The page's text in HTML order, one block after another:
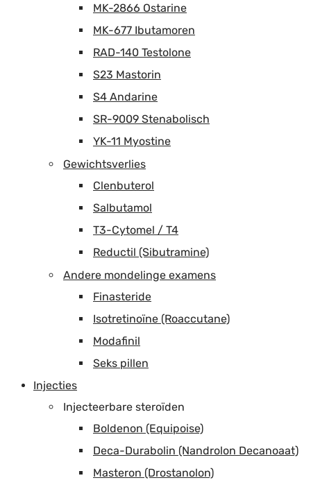
MK-2866 Ostarine
MK-677 Ibutamoren
RAD-140 Testolone
S23 Mastorin
S4 Andarine
SR-9009 Stenabolisch
YK-11 Myostine
Gewichtsverlies
Clenbuterol
Salbutamol
T3-Cytomel / T4
Reductil (Sibutramine)
Andere mondelinge examens
Finasteride
Isotretinoïne (Roaccutane)
Modafinil
Seks pillen
Injecties
Injecteerbare steroïden
Boldenon (Equipoise)
Deca-Durabolin (Nandrolon Decanoaat)
Masteron (Drostanolon)